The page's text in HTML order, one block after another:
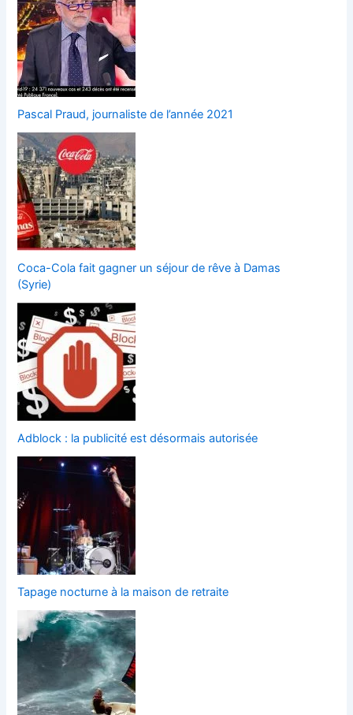
Pascal Praud, journaliste de l’année 2021
Coca-Cola fait gagner un séjour de rêve à Damas
(Syrie)
Adblock : la publicité est désormais autorisée
Tapage nocturne à la maison de retraite